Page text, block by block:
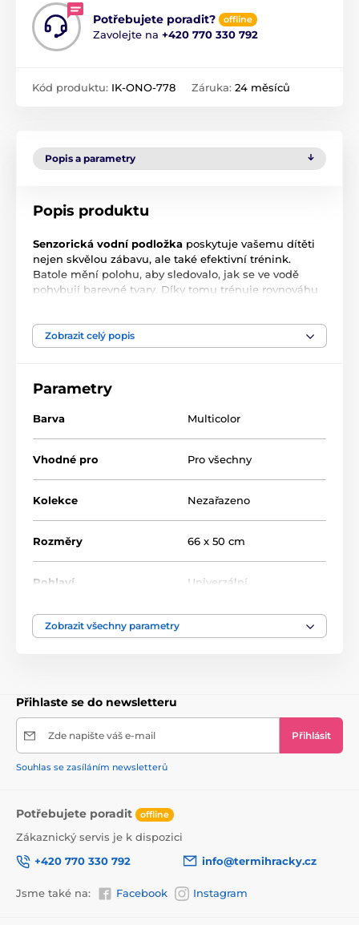
Potřebujete poradit? offline
Zavolejte na +420 770 330 792
Kód produktu: IK-ONO-778 Záruka: 24 měsíců
Popis a parametry
Popis produktu
Senzorická vodní podložka poskytuje vašemu dítěti
nejen skvělou zábavu, ale také efektivní trénink.
Batole mění polohu, aby sledovalo, jak se ve vodě
pohybují barevné tvary. Díky tomu trénuje rovnováhu
Přípravek má ještě jednu výhodu
– můžete jej použít
na tišení bolesti bříška. Dovnitř nalijte teplou vodu a
Technická data
Hmotnost: 20g
Rozměr: 66 x 50 cm
Věk dítěte: 3m+
Zobrazit celý popis
Parametry
Barva Multicolor
Vhodné pro Pro všechny
Kolekce Nezařazeno
Rozměry 66 x 50 cm
Pohlaví Univerzální
VěkZobrazit všechny parametry
Přihlaste se do newsletteru
Zde napište váš e-mail Přihlásit
Souhlas se zasíláním newsletterů
Potřebujete poradit offline
Zákaznický servis je k dispozici
+420 770 330 792
info@termihracky.cz
Jsme také na: Facebook Instagram